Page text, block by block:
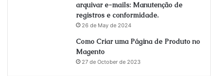
arquivar e-mails: Manutenção de
registros e conformidade.
26 de May de 2024
Como Criar uma Página de Produto no
Magento
27 de October de 2023